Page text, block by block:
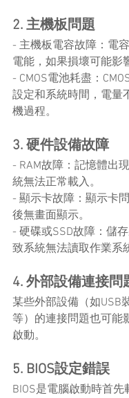
2. 主機板問題
- 主機板電容故障：電
電能，如果損壞可能影
- CMOS電池耗盡：
設定和系統時間，電量
機過程。
3. 硬件設備故障
- RAM故障：記憶體出
統無法正常載入。
- 顯示卡故障：顯示卡
後無畫面顯示。
- 硬碟或SSD故障：儲
致系統無法讀取作業系
4. 外部設備連接問
某些外部設備（如USB
等）的連接問題也可能
啟動。
5. BIOS設定錯誤
BIOS是電腦啟動時首